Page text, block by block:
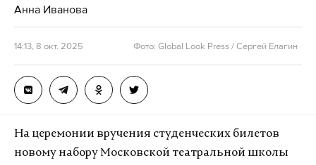
числе международного бестселлера «СССР
CookBook». Павел Сюткин также представлял
Милане в качестве официального посла.
Анна Иванова
14:13, 8 окт. 2025 Фото: Global Look Press / Сергей Елагин
На церемонии вручения студенческих билетов
новому набору Московской театральной школы